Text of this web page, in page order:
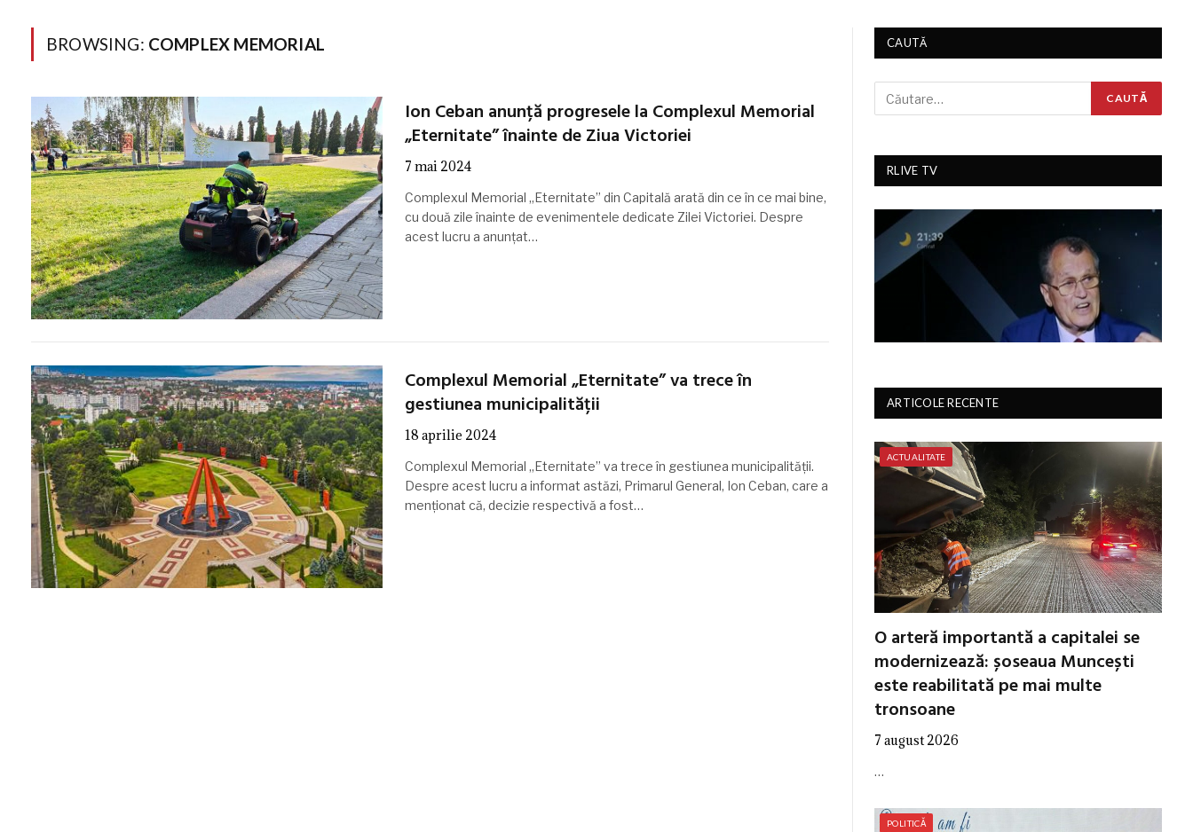
BROWSING: COMPLEX MEMORIAL
Ion Ceban anunță progresele la Complexul Memorial
„Eternitate” înainte de Ziua Victoriei
7 mai 2024
Complexul Memorial „Eternitate” din Capitală arată din ce în ce mai bine,
cu două zile înainte de evenimentele dedicate Zilei Victoriei. Despre
acest lucru a anunțat…
Complexul Memorial „Eternitate” va trece în
gestiunea municipalității
18 aprilie 2024
Complexul Memorial „Eternitate” va trece în gestiunea municipalității.
Despre acest lucru a informat astăzi, Primarul General, Ion Ceban, care a
menționat că, decizie respectivă a fost…
CAUTĂ
RLIVE TV
ARTICOLE RECENTE
ACTUALITATE
O arteră importantă a capitalei se
modernizează: șoseaua Muncești
este reabilitată pe mai multe
tronsoane
7 august 2026
…
POLITICĂ